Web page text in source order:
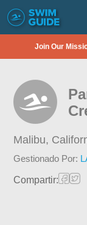
Join Our
Malibu,
Gestionado Por:
Compartir: